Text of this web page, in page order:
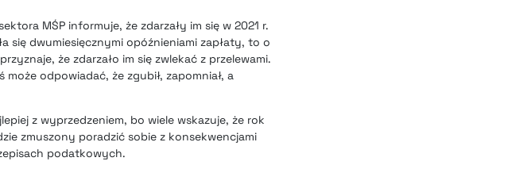
MŚP informuje, że zdarzały im się w 2021 r.
się dwumiesięcznymi opóźnieniami zapłaty, to o
że zdarzało im się zwlekać z przelewami.
odpowiadać, że zgubił, zapomniał, a
z wyprzedzeniem, bo wiele wskazuje, że rok
zmuszony poradzić sobie z konsekwencjami
podatkowych.